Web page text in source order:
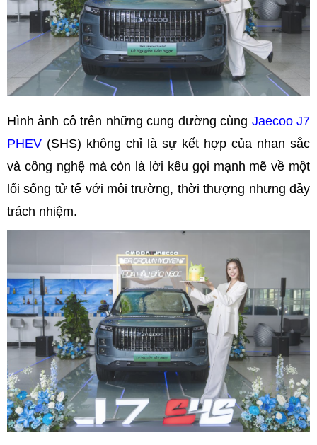
Hình ảnh cô trên những cung đường cùng Jaecoo J7
PHEV (SHS) không chỉ là sự kết hợp của nhan sắc
và công nghệ mà còn là lời kêu gọi mạnh mẽ về một
lối sống tử tế với môi trường, thời thượng nhưng đầy
trách nhiệm.